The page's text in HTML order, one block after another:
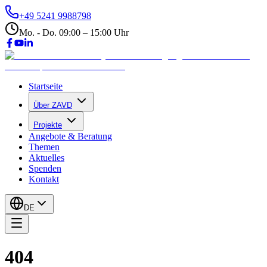
+49 5241 9988798
Mo. - Do. 09:00 – 15:00 Uhr
Startseite
Über ZAVD
Projekte
Angebote & Beratung
Themen
Aktuelles
Spenden
Kontakt
DE
404